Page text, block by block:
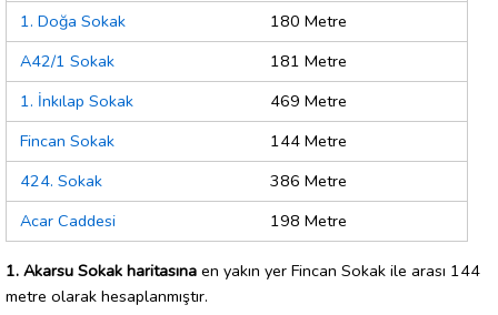
1. Doğa Sokak
180 Metre
A42/1 Sokak
181 Metre
1. İnkılap Sokak
469 Metre
Fincan Sokak
144 Metre
424. Sokak
386 Metre
Acar Caddesi
198 Metre
1. Akarsu Sokak haritasına en yakın yer Fincan Sokak ile arası 144
metre olarak hesaplanmıştır.